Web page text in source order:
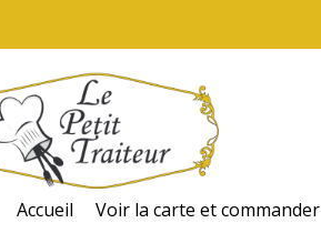
Accueil Voir la carte et commander